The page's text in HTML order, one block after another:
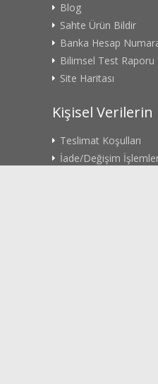
Blog
Sahte Ürün Bildir
Banka Hesap
Bilimsel Test Raporu
Site Haritası
Kişisel Verilerin
Teslimat Koşulları
İade/Değişim